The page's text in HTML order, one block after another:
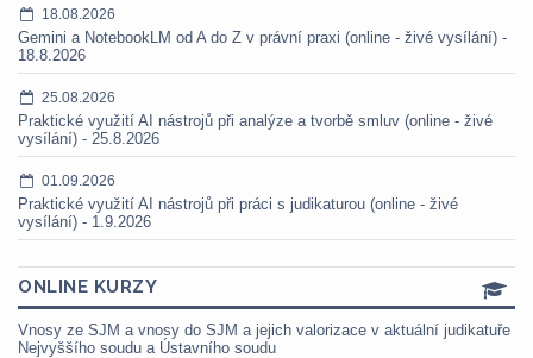
18.08.2026
Gemini a NotebookLM od A do Z v právní praxi (online - živé vysílání) -
18.8.2026
25.08.2026
Praktické využití AI nástrojů při analýze a tvorbě smluv (online - živé
vysílání) - 25.8.2026
01.09.2026
Praktické využití AI nástrojů při práci s judikaturou (online - živé
vysílání) - 1.9.2026
ONLINE KURZY
Vnosy ze SJM a vnosy do SJM a jejich valorizace v aktuální judikatuře
Nejvyššího soudu a Ústavního soudu